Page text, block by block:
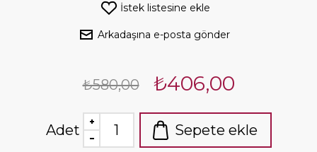
İstek listesine ekle
Arkadaşına e-posta gönder
₺580,00 ₺406,00
Adet Sepete ekle